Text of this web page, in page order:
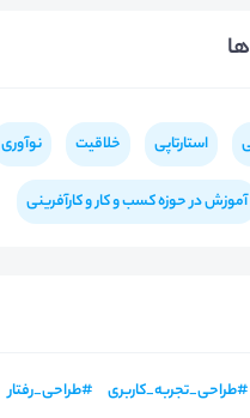
استارتاپی خلاقیت نوآوری
آموزش در حوزه کسب و کار و کارآفرینی
#طراحی_تجربه_کاربری #طراحی_رفتار